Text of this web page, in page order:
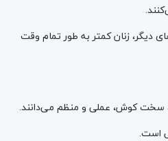
دیگر، زنان کمتر به طور تمام وقت
سخت کوش، عملی و منظم می‌دانند.
است.